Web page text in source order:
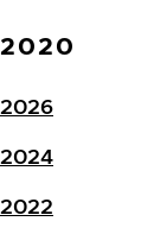
2020
2026
2024
2022